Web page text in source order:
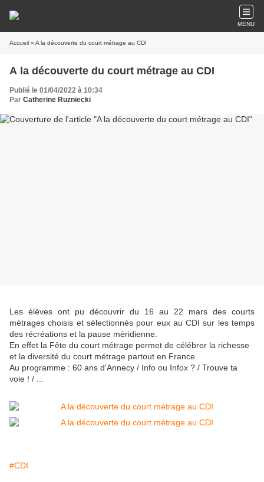
MENU
Accueil » A la découverte du court métrage au CDI
A la découverte du court métrage au CDI
Publié le 01/04/2022 à 10:34
Par Catherine Ruzniecki
Les élèves ont pu découvrir du 16 au 22 mars des courts
métrages choisis et sélectionnés pour eux au CDI sur les temps
des récréations et la pause méridienne.
En effet la Fête du court métrage permet de célébrer la richesse
et la diversité du court métrage partout en France.
Au programme : 60 ans d'Annecy / Info ou Infox ? / Trouve ta
voie ! / ...
#CDI